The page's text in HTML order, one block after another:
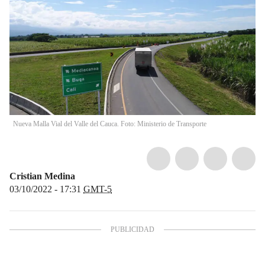
Nueva Malla Vial del Valle del Cauca. Foto: Ministerio de Transporte
Cristian Medina
03/10/2022 - 17:31 GMT-5